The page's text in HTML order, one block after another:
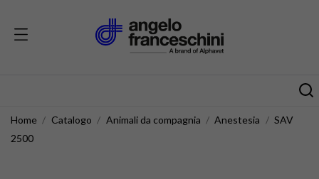
Home Catalogo Animali da compagnia Anestesia
SAV
2500